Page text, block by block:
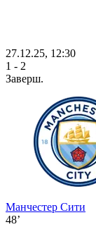
27.12.25, 12:30
1 - 2
Заверш.
Манчестер Сити
48’